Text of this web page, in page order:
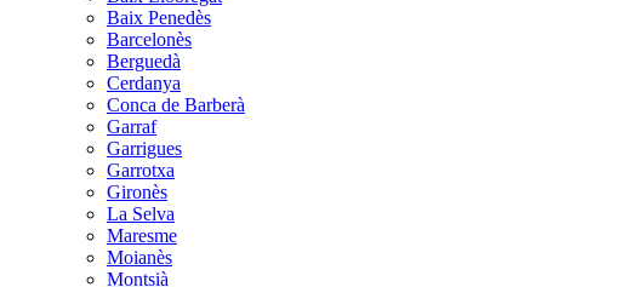
Baix Penedès
Barcelonès
Berguedà
Cerdanya
Conca de Barberà
Garraf
Garrigues
Garrotxa
Gironès
La Selva
Maresme
Moianès
Montsià